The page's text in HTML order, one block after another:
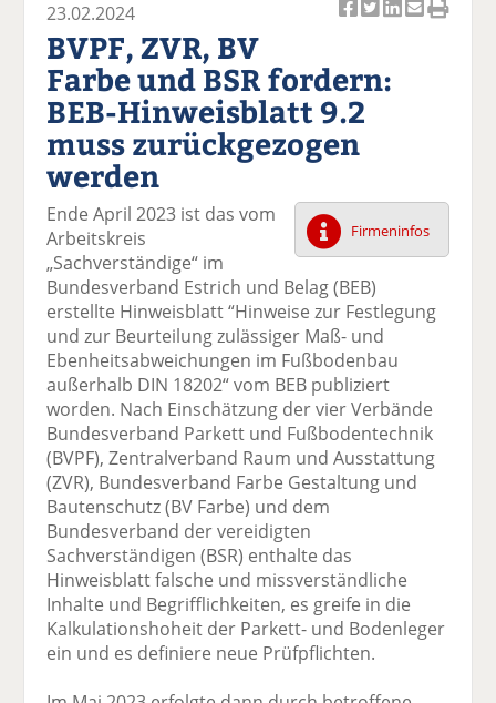
k
el
a
uf
ac
e
b
o
o
k
te
il
e
n
k
el
t
er
n
k
n
k
e
n
te
il
e
n
m
ai
l
se
n
e
n
23.02.2024
BVPF, ZVR, BV
Farbe und BSR fordern:
BEB-Hinweisblatt 9.2
muss zurückgezogen
werden
Firmeninfos
Ende April 2023 ist das vom
Arbeitskreis
„Sachverständige“ im
Bundesverband Estrich und Belag (BEB)
erstellte Hinweisblatt “Hinweise zur Festlegung
und zur Beurteilung zulässiger Maß- und
Ebenheitsabweichungen im Fußbodenbau
außerhalb DIN 18202“ vom BEB publiziert
worden. Nach Einschätzung der vier Verbände
Bundesverband Parkett und Fußbodentechnik
(BVPF), Zentralverband Raum und Ausstattung
(ZVR), Bundesverband Farbe Gestaltung und
Bautenschutz (BV Farbe) und dem
Bundesverband der vereidigten
Sachverständigen (BSR) enthalte das
Hinweisblatt falsche und missverständliche
Inhalte und Begrifflichkeiten, es greife in die
Kalkulationshoheit der Parkett- und Bodenleger
ein und es definiere neue Prüfpflichten.